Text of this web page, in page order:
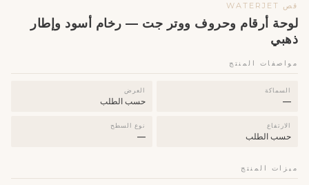
قص WATERJET
لوحة أرقام وحروف ووتر جت — رخام أسود وإطار
ذهبي
مواصفات المنتج
السماكة
—
العرض
حسب الطلب
الارتفاع
حسب الطلب
نوع السطح
—
ميزات المنتج